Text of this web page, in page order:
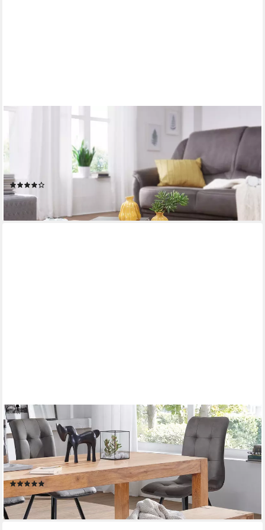
Couchtisch SuVa2387_1 Massivholz 120cm im Block Design –
Moderner Wohnzimmertisch (Akazie Massivholz, 120x45x30 cm
Rechteckig Modern), Großer Wohnzimmertisch, Sofatisch
Kaffeetisch
159,95 €
lieferbar - in 2-3 Werktagen bei dir
FINEBUY
Essbank SuVa2413_1 Sitzbank Massiv Akazie Holzbank
Esszimmerbank Küchenbank (Akazie Massivholz 120x45x35 cm
Esszimmerbank), Küchenbank Esszimmer ohne Lehne,
Landhausstil
(18)
ab 119,95 €
lieferbar - in 2-3 Werktagen bei dir